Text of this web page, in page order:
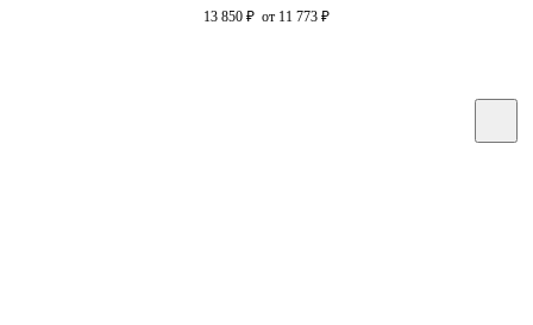
13 850 ₽ от 11 773 ₽